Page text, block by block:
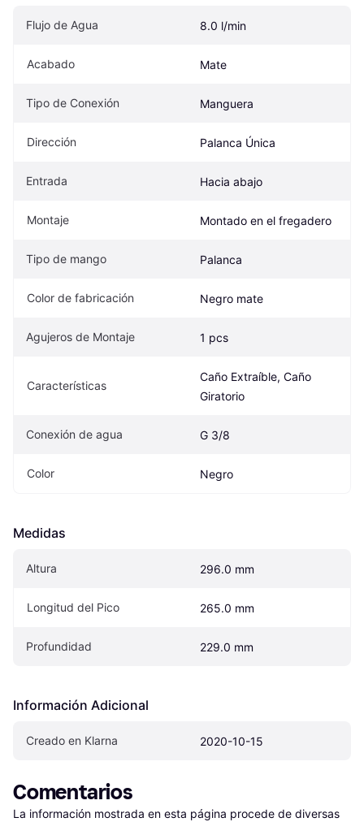
Flujo de Agua 8.0 l/min
Acabado Mate
Tipo de Conexión Manguera
Dirección Palanca Única
Entrada Hacia abajo
Montaje Montado en el fregadero
Tipo de mango Palanca
Color de fabricación Negro mate
Agujeros de Montaje 1 pcs
Características
Caño Extraíble, Caño
Giratorio
Conexión de agua G 3/8
Color Negro
Medidas
Altura 296.0 mm
Longitud del Pico 265.0 mm
Profundidad 229.0 mm
Información Adicional
Creado en Klarna 2020-10-15
Comentarios
La información mostrada en esta página procede de diversas